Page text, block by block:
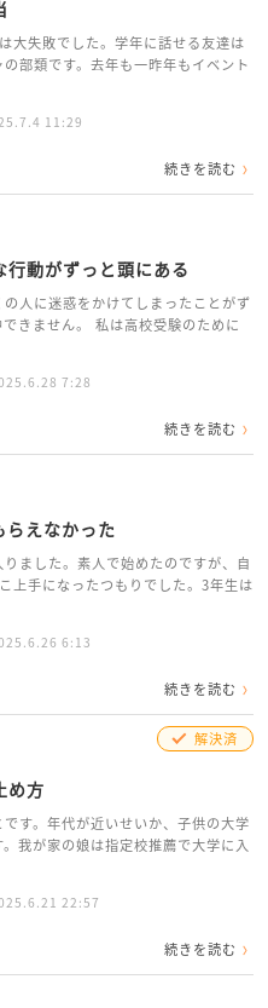
大失敗でした。学年に話せる友達は
部類です。去年も一昨年もイベント
11:29
続きを読む
動がずっと頭にある
人に迷惑をかけてしまったことがず
きません。 私は高校受験のために
7:28
続きを読む
らえなかった
ました。素人で始めたのですが、自
上手になったつもりでした。3年生は
6:13
続きを読む
解決済
め方
す。年代が近いせいか、子供の大学
我が家の娘は指定校推薦で大学に入
22:57
続きを読む